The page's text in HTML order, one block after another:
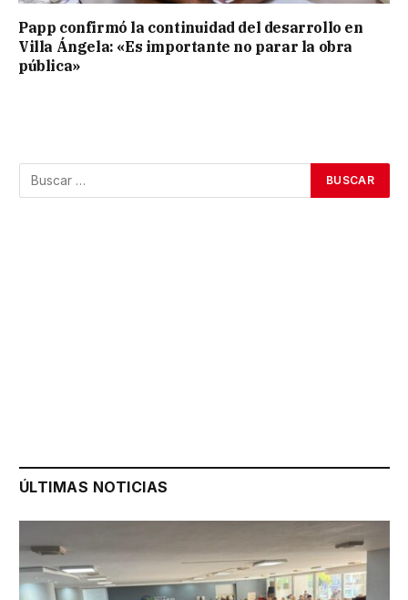
Papp confirmó la continuidad del desarrollo en
Villa Ángela: «Es importante no parar la obra
pública»
ÚLTIMAS NOTICIAS